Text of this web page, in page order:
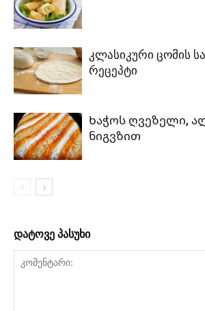
კლასიკური ცომის
რეცეპტი
Ხაჭოს ღვეზელი,
ნიგვზით
დატოვე პასუხი